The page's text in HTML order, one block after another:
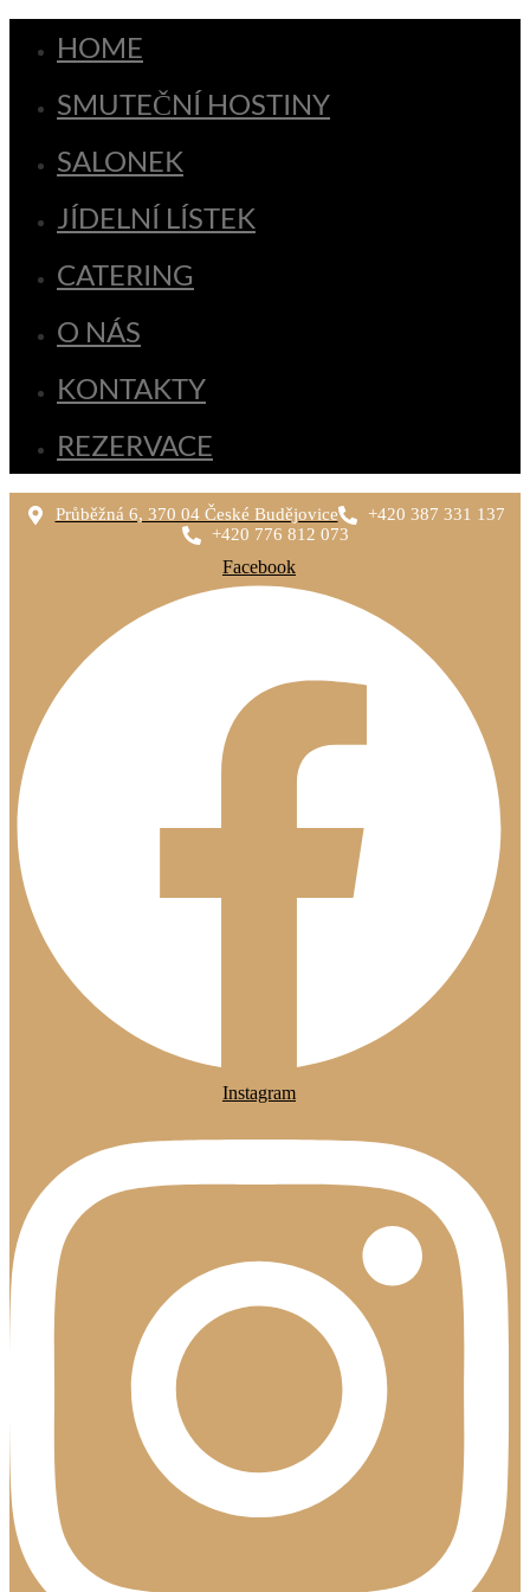
HOME
SMUTEČNÍ HOSTINY
SALONEK
JÍDELNÍ LÍSTEK
CATERING
O NÁS
KONTAKTY
REZERVACE
Průběžná 6, 370 04 České Budějovice
+420 387 331 137
+420 776 812 073
Facebook
Instagram